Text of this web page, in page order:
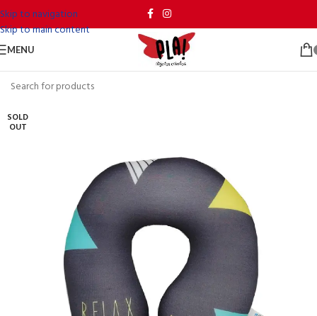
Skip to navigation
Skip to main content
MENU
SOLD
OUT